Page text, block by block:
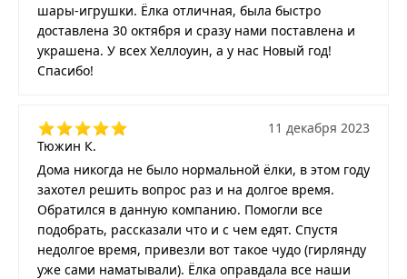
шары-игрушки. Ёлка отличная, была быстро
доставлена 30 октября и сразу нами поставлена и
украшена. У всех Хеллоуин, а у нас Новый год!
Спасибо!
Тюжин К.
11 декабря 2023
Дома никогда не было нормальной ёлки, в этом году
захотел решить вопрос раз и на долгое время.
Обратился в данную компанию. Помогли все
подобрать, рассказали что и с чем едят. Спустя
недолгое время, привезли вот такое чудо (гирлянду
уже сами наматывали). Ёлка оправдала все наши